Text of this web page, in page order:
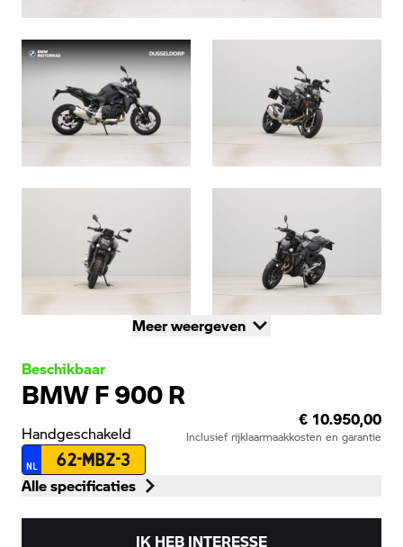
Meer weergeven
Beschikbaar
BMW F 900 R
Handgeschakeld
€ 10.950,00
Inclusief rijklaarmaakkosten en garantie
NL 62-MBZ-3
Alle specificaties
IK HEB INTERESSE